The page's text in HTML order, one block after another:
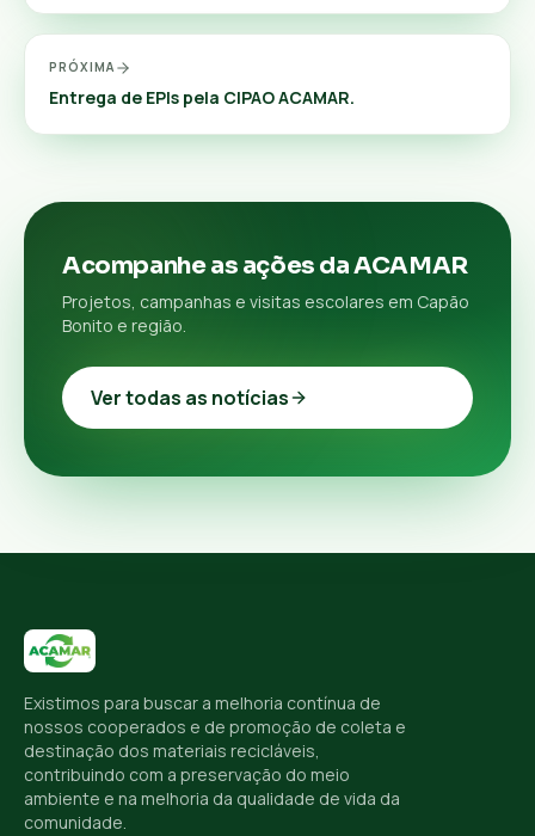
PRÓXIMA
Entrega de EPIs pela CIPAO ACAMAR.
Acompanhe as ações da ACAMAR
Projetos, campanhas e visitas escolares em Capão
Bonito e região.
Ver todas as notícias
Existimos para buscar a melhoria contínua de
nossos cooperados e de promoção de coleta e
destinação dos materiais recicláveis,
contribuindo com a preservação do meio
ambiente e na melhoria da qualidade de vida da
comunidade.